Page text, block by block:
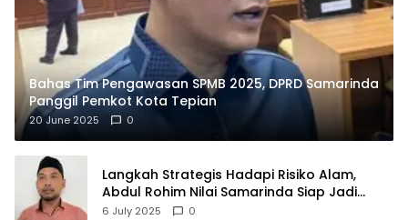
Bahas Tim Pengawasan SPMB 2025, DPRD Samarinda
Panggil Pemkot Kota Tepian
20 June 2025 0
Langkah Strategis Hadapi Risiko Alam,
Abdul Rohim Nilai Samarinda Siap Jadi
Pusat Logistik Bencana Kalimantan
6 July 2025 0